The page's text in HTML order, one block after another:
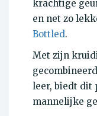
krachtige
en net zo
Bottled.
Met zijn
leer, biedt dit
mannelijke